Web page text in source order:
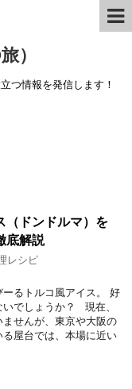
）
つ情報を発信します！
（ドンドルマ）を
底解説
レシピ
るトルコ風アイス。 好
いでしょうか？ 現在、
せんが、東京や大阪の
る屋台では、本場に近い